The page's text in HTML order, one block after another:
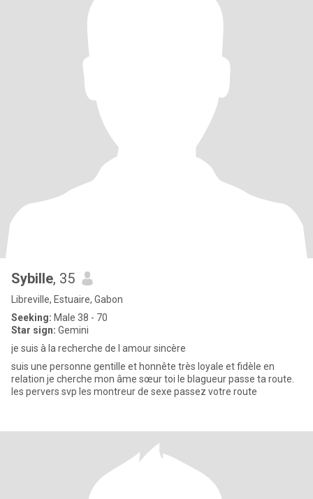
Sybille, 35
Libreville, Estuaire, Gabon
Seeking: Male 38 - 70
Star sign: Gemini
je suis à la recherche de l amour sincère
suis une personne gentille et honnête très loyale et fidèle en
relation je cherche mon âme sœur toi le blagueur passe ta route.
les pervers svp les montreur de sexe passez votre route